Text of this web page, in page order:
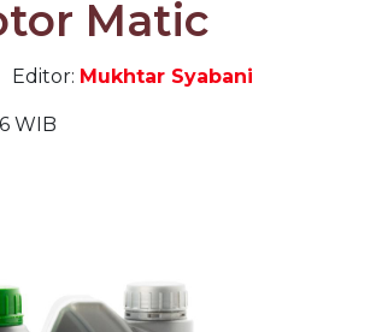
Matic
Editor: Mukhtar Syabani
WIB